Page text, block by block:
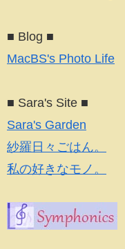
■ Blog ■
MacBS's Photo Life
■ Sara's Site ■
Sara's Garden
紗羅日々ごはん。
私の好きなモノ。